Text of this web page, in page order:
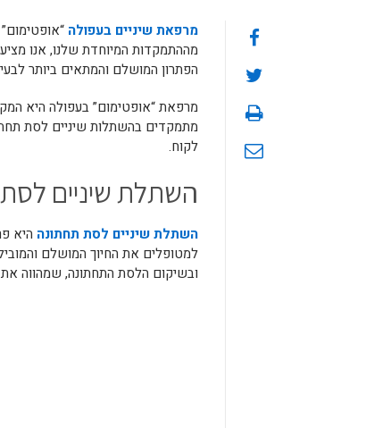
מרפאת שיניים בעפולה
מההתמקדות המיוחדת שלנו, אנו
הפתרון המושלם והמתאים ביותר
מרפאת “אופטימום” בעפולה היא
מתמקדים בהשתלות שיניים לסת
לקוח.
השתלת שיניים
השתלת שיניים לסת תחתונה היא
למטופלים את החיוך המושלם
ובשיקום הלסת התחתונה, שמהווה